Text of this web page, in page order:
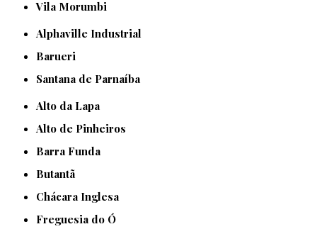
Vila Morumbi
Alphaville Industrial
Barueri
Santana de Parnaíba
Alto da Lapa
Alto de Pinheiros
Barra Funda
Butantã
Chácara Inglesa
Freguesia do Ó